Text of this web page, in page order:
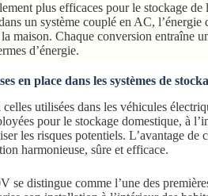
plus efficaces pour le stockage
un système couplé en AC,
maison. Chaque conversion entraîne
d’énergie.
en place dans les systèmes de
utilisées dans les véhicules
pour le stockage domestique, à
les risques potentiels. L’avantage
harmonieuse, sûre et efficace.
se distingue comme l’une des